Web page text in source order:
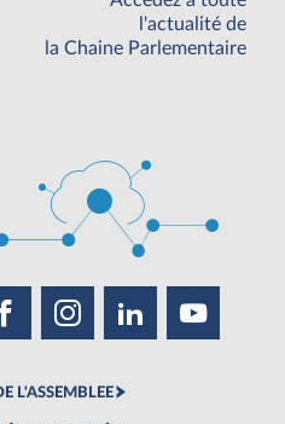
l'actualité de
la Chaine Parlementaire
L'ASSEMBLEE